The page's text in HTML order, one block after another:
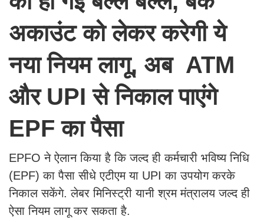
अकाउंट को लेकर करेगी ये
नया नियम लागू, अब ATM
और UPI से नि‍काल पाएंगे
EPF का पैसा
EPFO ने ऐलान किया है कि जल्द ही कर्मचारी भविष्य निधि
(EPF) का पैसा सीधे एटीएम या UPI का उपयोग करके
निकाल सकेंगे. लेबर म‍िन‍िस्‍ट्री यानी श्रम मंत्रालय जल्‍द ही
ऐसा न‍ियम लागू कर सकता है.